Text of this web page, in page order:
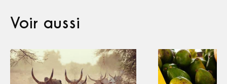
Voir aussi